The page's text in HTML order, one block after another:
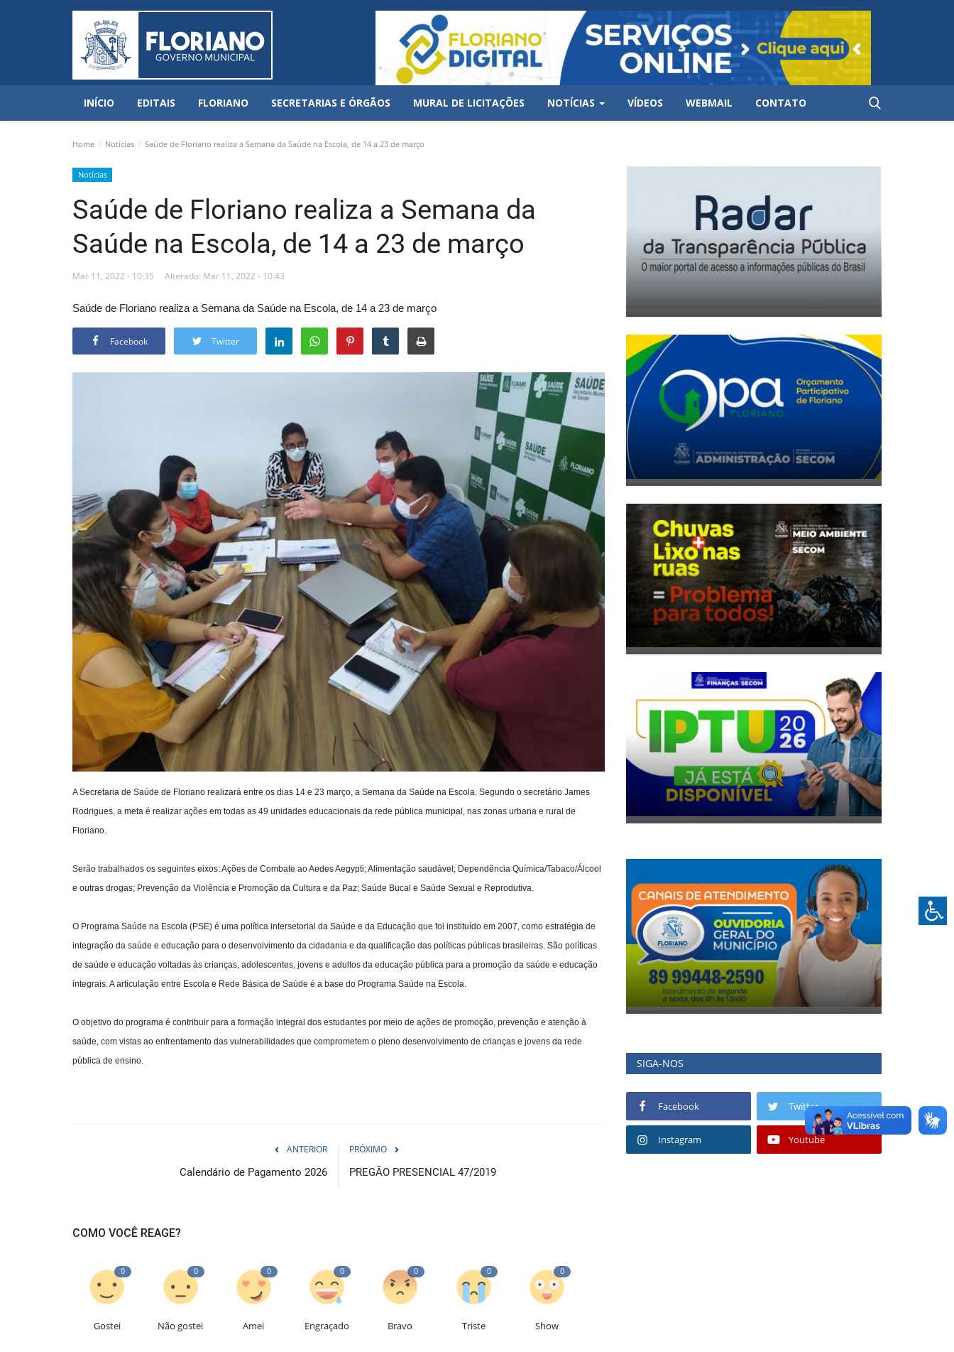
INÍCIO EDITAIS FLORIANO SECRETARIAS E ÓRGÃOS MURAL DE LICITAÇÕES NOTÍCIAS VÍDEOS WEBMAIL CONTATO
Home Notícias Saúde de Floriano realiza a Semana da Saúde na Escola, de 14 a 23 de março
Notícias
Saúde de Floriano realiza a Semana da
Saúde na Escola, de 14 a 23 de março
Mar 11, 2022 - 10:35 Alterado: Mar 11, 2022 - 10:43
Saúde de Floriano realiza a Semana da Saúde na Escola, de 14 a 23 de março
Facebook Twitter
A Secretaria de Saúde de Floriano realizará entre os dias 14 e 23 março, a Semana da Saúde na Escola. Segundo o secretário James
Rodrigues, a meta é realizar ações em todas as 49 unidades educacionais da rede pública municipal, nas zonas urbana e rural de
Floriano.
Serão trabalhados os seguintes eixos: Ações de Combate ao Aedes Aegypti; Alimentação saudável; Dependência Química/Tabaco/Álcool
e outras drogas; Prevenção da Violência e Promoção da Cultura e da Paz; Saúde Bucal e Saúde Sexual e Reprodutiva.
O Programa Saúde na Escola (PSE) é uma política intersetorial da Saúde e da Educação que foi instituído em 2007, como estratégia de
integração da saúde e educação para o desenvolvimento da cidadania e da qualificação das políticas públicas brasileiras. São políticas
de saúde e educação voltadas às crianças, adolescentes, jovens e adultos da educação pública para a promoção da saúde e educação
integrais. A articulação entre Escola e Rede Básica de Saúde é a base do Programa Saúde na Escola.
O objetivo do programa é contribuir para a formação integral dos estudantes por meio de ações de promoção, prevenção e atenção à
saúde, com vistas ao enfrentamento das vulnerabilidades que comprometem o pleno desenvolvimento de crianças e jovens da rede
pública de ensino.
ANTERIOR
Calendário de Pagamento 2026
PRÓXIMO
PREGÃO PRESENCIAL 47/2019
COMO VOCÊ REAGE?
0
Gostei
0
Não gostei
0
Amei
0
Engraçado
0
Bravo
0
Triste
0
Show
SIGA-NOS
Facebook Twitter
Instagram Youtube